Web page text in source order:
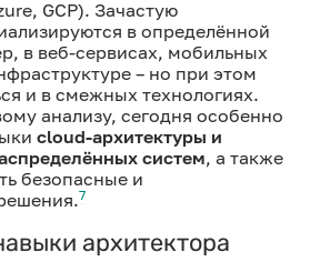
GCP). Зачастую
в определённой
в веб-сервисах, мобильных
– но при этом
и в смежных технологиях.
анализу, сегодня особенно
cloud-архитектуры и
систем, а также
безопасные и
7
архитектора